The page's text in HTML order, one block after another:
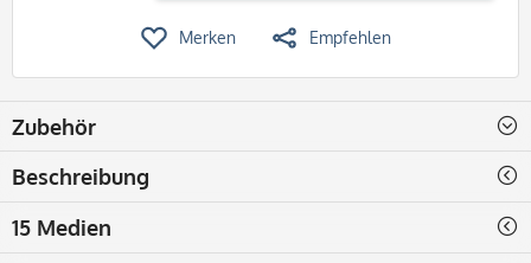
Merken Empfehlen
Zubehör
Beschreibung
15 Medien